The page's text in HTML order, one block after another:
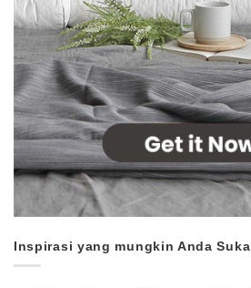
Inspirasi yang mungkin Anda Suka